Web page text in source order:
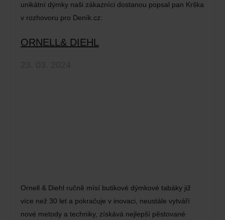
unikátní dýmky naši zákazníci dostanou popsal pan Krška
v rozhovoru pro Deník.cz:
ORNELL& DIEHL
Ornell & Diehl ručně mísí butikové dýmkové tabáky již
více než 30 let a pokračuje v inovaci, neustále vytváří
nové metody a techniky, získává nejlepší pěstované